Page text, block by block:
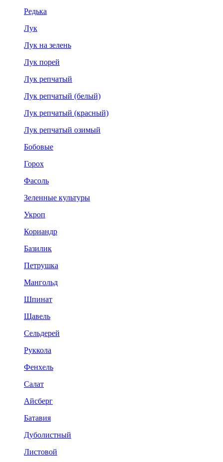
Редька
Лук
Лук на зелень
Лук порей
Лук репчатый
Лук репчатый (белый)
Лук репчатый (красный)
Лук репчатый озимый
Бобовые
Горох
Фасоль
Зеленные культуры
Укроп
Кориандр
Базилик
Петрушка
Мангольд
Шпинат
Щавель
Сельдерей
Руккола
Фенхель
Салат
Айсберг
Батавия
Дуболистный
Листовой